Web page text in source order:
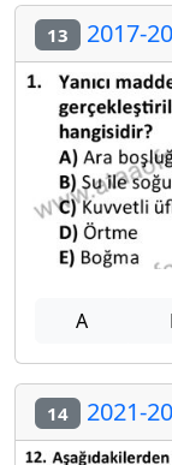
13 2017-
A
14 2021-